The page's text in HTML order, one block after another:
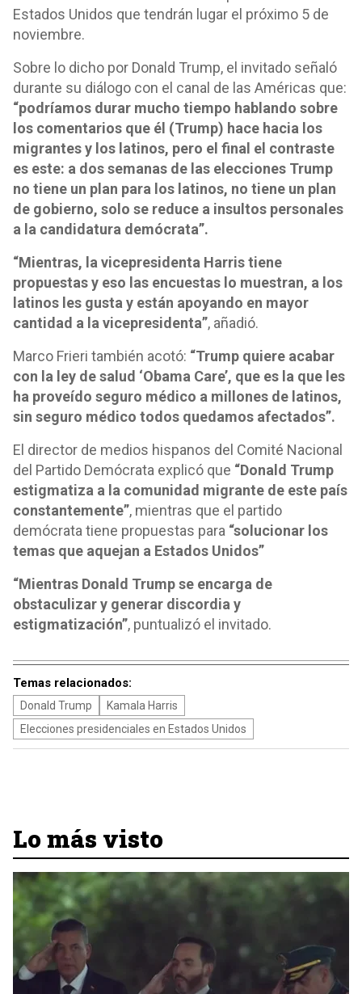
Estados Unidos que tendrán lugar el próximo 5 de
noviembre.
Sobre lo dicho por Donald Trump, el invitado señaló
durante su diálogo con el canal de las Américas que:
“podríamos durar mucho tiempo hablando sobre
los comentarios que él (Trump) hace hacia los
migrantes y los latinos, pero el final el contraste
es este: a dos semanas de las elecciones Trump
no tiene un plan para los latinos, no tiene un plan
de gobierno, solo se reduce a insultos personales
a la candidatura demócrata”.
“Mientras, la vicepresidenta Harris tiene
propuestas y eso las encuestas lo muestran, a los
latinos les gusta y están apoyando en mayor
cantidad a la vicepresidenta”, añadió.
Marco Frieri también acotó: “Trump quiere acabar
con la ley de salud ‘Obama Care’, que es la que les
ha proveído seguro médico a millones de latinos,
sin seguro médico todos quedamos afectados”.
El director de medios hispanos del Comité Nacional
del Partido Demócrata explicó que “Donald Trump
estigmatiza a la comunidad migrante de este país
constantemente”, mientras que el partido
demócrata tiene propuestas para “solucionar los
temas que aquejan a Estados Unidos”
“Mientras Donald Trump se encarga de
obstaculizar y generar discordia y
estigmatización”, puntualizó el invitado.
Temas relacionados:
Donald Trump
Kamala Harris
Elecciones presidenciales en Estados Unidos
Lo más visto